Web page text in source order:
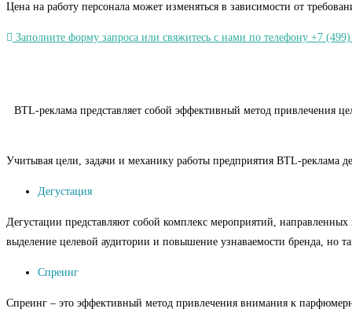
Цена на работу персонала может изменяться в зависимости от
Заполните форму запроса или свяжитесь с нами по телефону +7
BTL-реклама представляет собой эффективный метод привлечения
Учитывая цели, задачи и механику работы предприятия BTL-реклама
Дегустация
Дегустации представляют собой комплекс мероприятий,
выделение целевой аудитории и повышение узнаваемости бренда, но
Спреинг
Спреинг – это эффективный метод привлечения внимания к